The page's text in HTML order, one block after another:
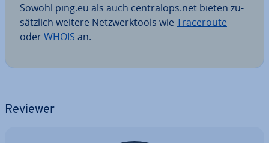
Sowohl ping.eu als auch cen­tra­lops.net bieten zu­
sätz­lich weitere Netz­werk­tools wie Tra­ce­rou­te
oderWHOIS an.
Reviewer